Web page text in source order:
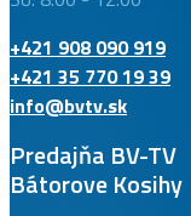
+421 908 090 919
+421 35 770 19 39
info@bvtv.sk
Predajňa BV-TV
Bátorove Kosihy